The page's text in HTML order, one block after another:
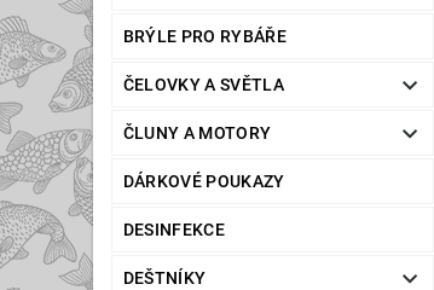
BRÝLE PRO RYBÁŘE
ČELOVKY A SVĚTLA
ČLUNY A MOTORY
DÁRKOVÉ POUKAZY
DESINFEKCE
DEŠTNÍKY